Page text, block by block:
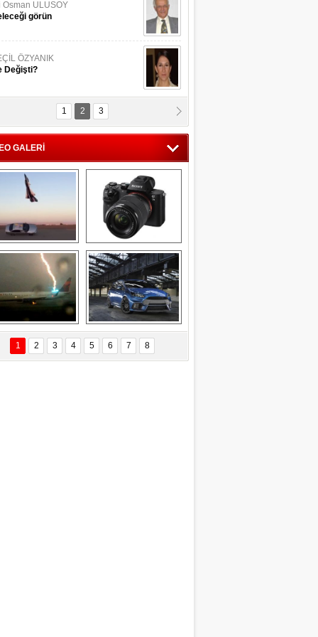
Osman ULUSOY
görün
ÖZYANIK
Değişti?
KÖYATASI
Vatan !
1 2 3
GALERİ
Savaş uçağı
pilotundan
muhteşem gösteri
Sony Alpha 7R II ön
inceleme
Delta uçağına
yıldırım çarptı
Ford Focus RS
(2015)
1 2 3 4 5 6 7 8